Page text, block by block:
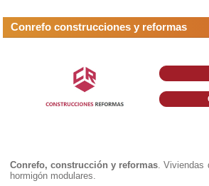
Conrefo construcciones y reformas
Conrefo, construcción y reformas .
hormigón modulares.